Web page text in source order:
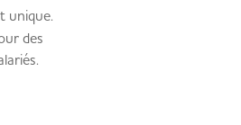
unique.
des